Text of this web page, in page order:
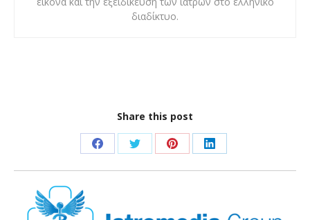
διαδίκτυο.
Share this post